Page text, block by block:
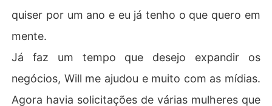
quiser por um ano e eu já tenho o que quero em
mente.
Já faz um tempo que desejo expandir os
negócios, Will me ajudou e muito com as mídias.
Agora havia solicitações de várias mulheres que